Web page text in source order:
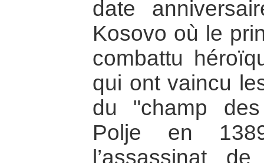
date
Kosovo où le
combattu
qui ont vaincu
du "champ
Polje en
l’assassinat